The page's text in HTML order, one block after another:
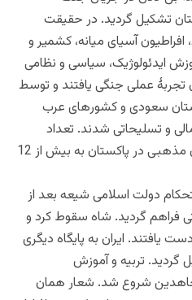
تشکیل گردید. در حقیقت
افراطیون آسیای میانه، کشمیر و
ایدئولوژیک، سیاسی و نظامی
عملی جنگی یافتند و توسط
سعودی و کشورهای عرب
و تسلیحاتی شدند. تعداد
مدارس دینی برای تربیه افراطیون مذهبی در پاکستان به بیش از 12
دولت اسلامی شیعه بعد از
فراهم گردید. شاه سقوط کرد و
یافتند. ایران به پایگاه دیگری
تربیه و آموزش
شروع شد. شعار همان